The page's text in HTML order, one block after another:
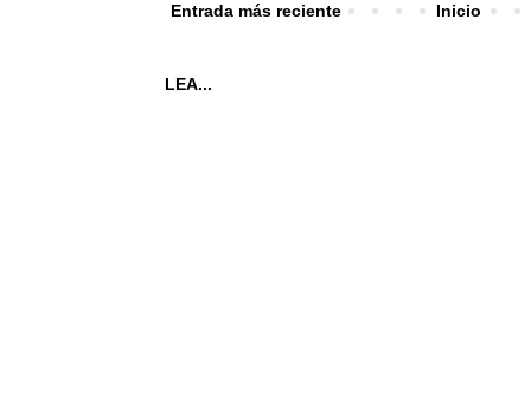
Entrada más reciente Inicio
LEA...